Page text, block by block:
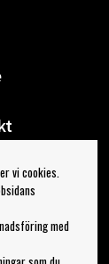
vi cookies.
med